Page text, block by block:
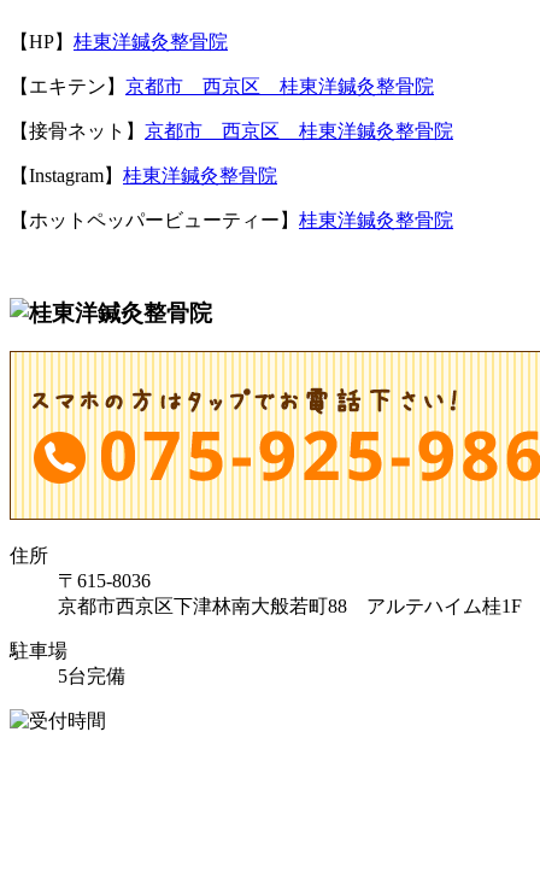
【HP】 桂東洋鍼灸整骨院
【エキテン】 京都市 西京区 桂東洋鍼灸整骨院
【接骨ネット】 京都市 西京区 桂東洋鍼灸整骨院
【Instagram】 桂東洋鍼灸整骨院
【ホットペッパービューティー】 桂東洋鍼灸整骨院
住所
〒615-8036
京都市西京区下津林南大般若町88 アルテハイム桂1F
駐車場
5台完備